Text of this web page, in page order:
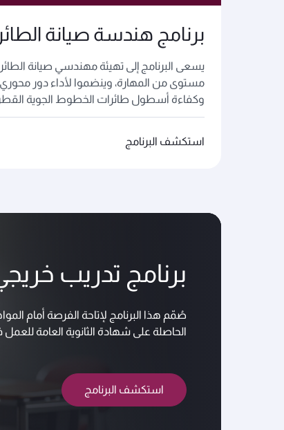
برنامج هندسة صيانة
يسعى البرنامج إلى تهيئة مهندسي صيانة
مستوى من المهارة، وينضموا لأداء دور
وكفاءة أسطول طائرات الخطوط الجوية
استكشف البرنامج
برنامج تدريب
صُمّم هذا البرنامج لإتاحة الفرصة أمام
الحاصلة على شهادة الثانوية العامة
استكشف البرنامج